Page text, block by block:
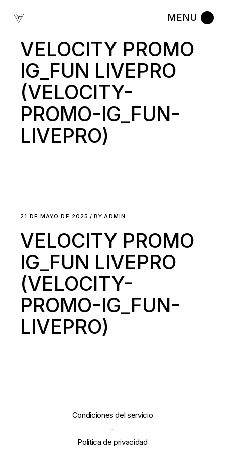
VELOCITY PROMO
IG_FUN LIVEPRO
(VELOCITY-
PROMO-IG_FUN-
LIVEPRO)
21 DE MAYO DE 2025 BY ADMIN
VELOCITY PROMO
IG_FUN LIVEPRO
(VELOCITY-
PROMO-IG_FUN-
LIVEPRO)
Condiciones del servicio
-
Política de privacidad